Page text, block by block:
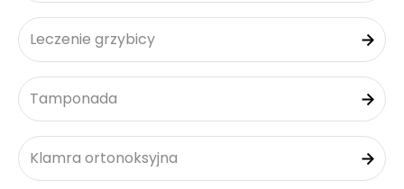
Leczenie grzybicy
Tamponada
Klamra ortonoksyjna